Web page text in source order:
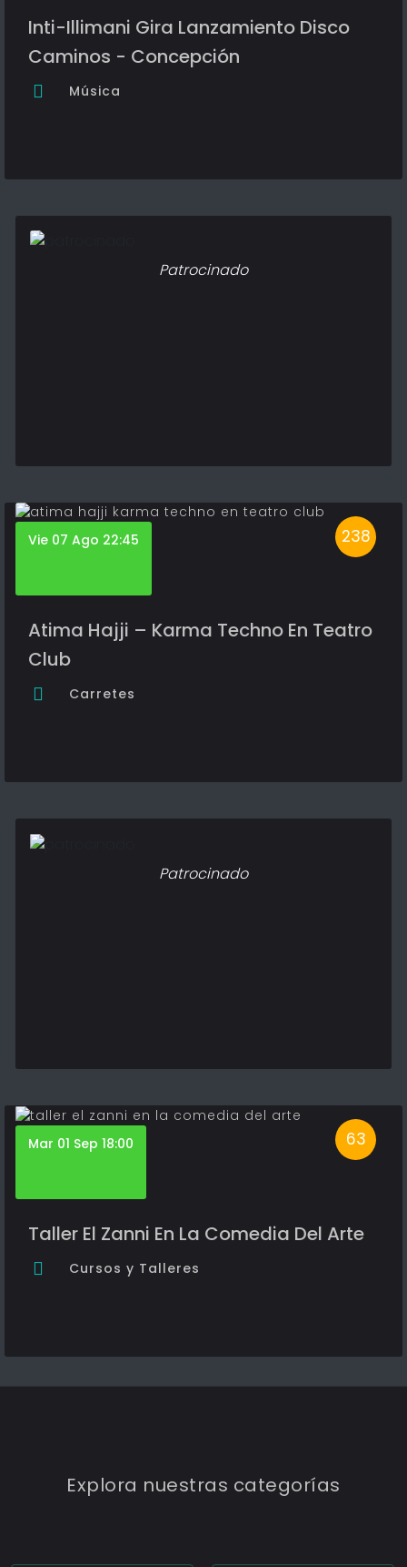
Inti-Illimani Gira Lanzamiento Disco
Caminos - Concepción
Música
Patrocinado
238
Vie 07 Ago 22:45
Atima Hajji – Karma Techno En Teatro
Club
Carretes
Patrocinado
63
Mar 01 Sep 18:00
Taller El Zanni En La Comedia Del Arte
Cursos y Talleres
Explora nuestras categorías